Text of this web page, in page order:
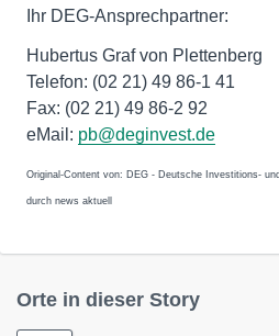
Ihr DEG-Ansprechpartner:
Hubertus Graf von Plettenberg
Telefon: (02 21) 49 86-1 41
Fax: (02 21) 49 86-2 92
eMail: pb@deginvest.de
Original-Content von: DEG - Deutsche Investitions-
durch news aktuell
Orte in dieser Story